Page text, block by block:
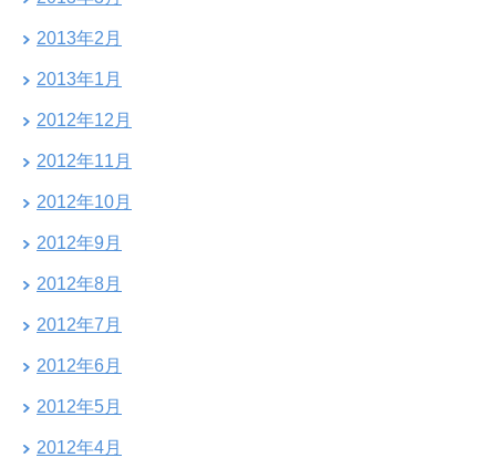
2013年2月
2013年1月
2012年12月
2012年11月
2012年10月
2012年9月
2012年8月
2012年7月
2012年6月
2012年5月
2012年4月